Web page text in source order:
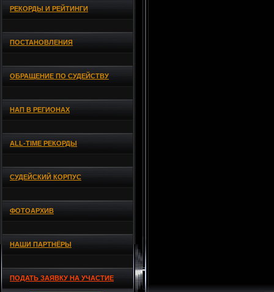
РЕКОРДЫ И РЕЙТИНГИ
ПОСТАНОВЛЕНИЯ
ОБРАЩЕНИЕ ПО СУДЕЙСТВУ
НАП В РЕГИОНАХ
ALL-TIME РЕКОРДЫ
СУДЕЙСКИЙ КОРПУС
ФОТОАРХИВ
НАШИ ПАРТНЁРЫ
ПОДАТЬ ЗАЯВКУ НА УЧАСТИЕ